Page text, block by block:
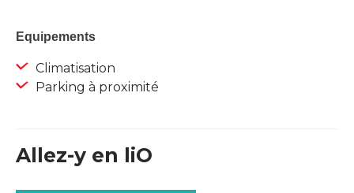
Equipements
Climatisation
Parking à proximité
Allez-y en liO